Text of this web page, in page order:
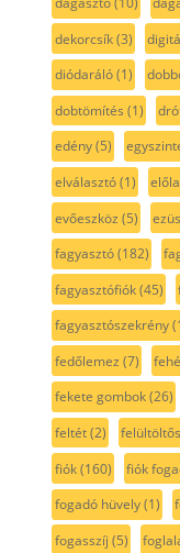
dekorcsík(3)
diódaráló(1)
dobtömítés (1)
edény(5)
elválasztó(1)
evőeszköz (5)
fagyasztó(182)
fagyasztófiók(45)
fagyasztószekrény
fedőlemez (7)
fekete gombok(26)
feltét(2)
fiók(160) fiók
fogadó hüvely(1)
fogasszíj (5)